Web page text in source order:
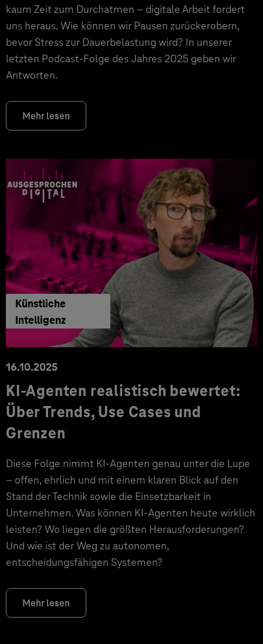
kaum Zeit zum Durchatmen – digitale Arbeit fordert
uns heraus. Wie können wir Pausen zurückerobern,
bevor Stress zur Dauerbelastung wird? In unserer
letzten Podcast-Folge des Jahres 2025 geben wir
Antworten.
Mehr lesen
Künstliche
Intelligenz
16.10.2025
KI-Agenten realistisch bewertet:
Über Trends, Use Cases und
Grenzen
Diese Folge nimmt KI-Agenten genau unter die Lupe
– offen, ehrlich und mit einem klaren Blick auf den
Stand der Technik sowie die Einsetzbarkeit in
Unternehmen. Was können KI-Agenten heute wirklich
leisten? Wo liegen die größten Herausforderungen?
Und wie ist der Weg zu autonomen,
entscheidungsfähigen Systemen?
Mehr lesen